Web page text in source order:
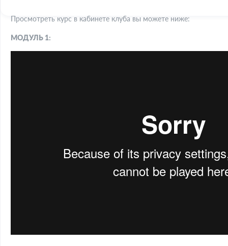
Просмотреть курс в кабинете клуба вы можете ниже:
МОДУЛЬ 1: